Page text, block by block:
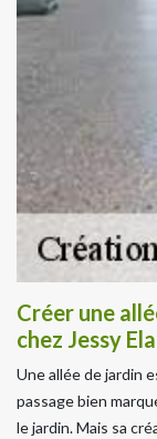
Créer une
chez Jessy
Une allée de jardin
passage bien
le jardin. Mais sa